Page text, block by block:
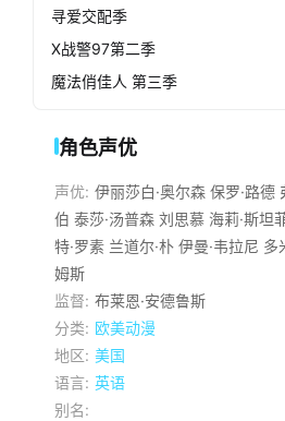
寻爱交配季
X战警97第二季
魔法俏佳人 第三季
角色声优
声优: 伊丽莎白·奥尔森 保罗·路德
伯 泰莎·汤普森 刘思慕 海莉·斯坦
特·罗素 兰道尔·朴 伊曼·韦拉尼 多
姆斯
监督: 布莱恩·安德鲁斯
分类: 欧美动漫
地区: 美国
语言: 英语
别名: